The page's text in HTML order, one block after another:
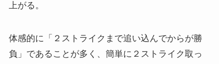
上がる。
体感的に「２ストライクまで追い込んでからが勝
負」であることが多く、簡単に２ストライク取っ